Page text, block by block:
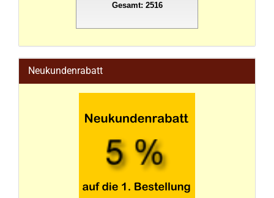
Gesamt: 2516
Neukundenrabatt